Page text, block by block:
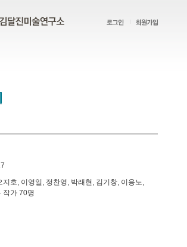
호, 이영일, 정찬영, 박래현, 김기창, 이응노,
작가 70명